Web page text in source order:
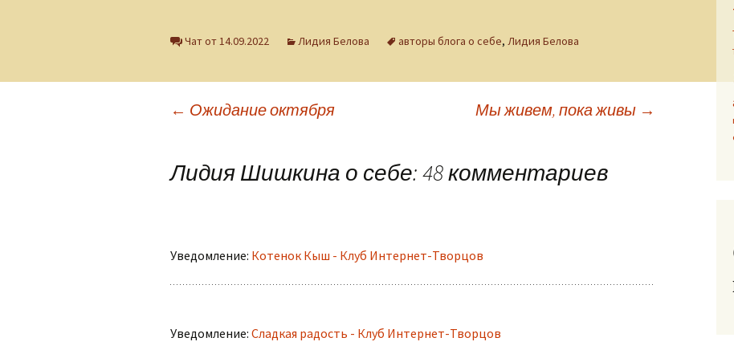
Ольга Горецкая
Чат от 14.09.2022 Лидия Белова авторы блога о себе, Лидия Белова
Навигация
← Ожидание октября Мы живем, пока живы →
Лидия Шишкина о себе: 48 комментариев
Уведомление: Котенок Кыш - Клуб Интернет-Творцов
Уведомление: Сладкая радость - Клуб Интернет-Творцов